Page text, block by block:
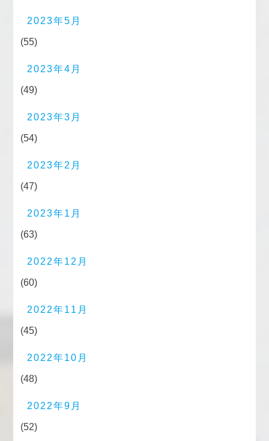
2023年5月
(55)
2023年4月
(49)
2023年3月
(54)
2023年2月
(47)
2023年1月
(63)
2022年12月
(60)
2022年11月
(45)
2022年10月
(48)
2022年9月
(52)